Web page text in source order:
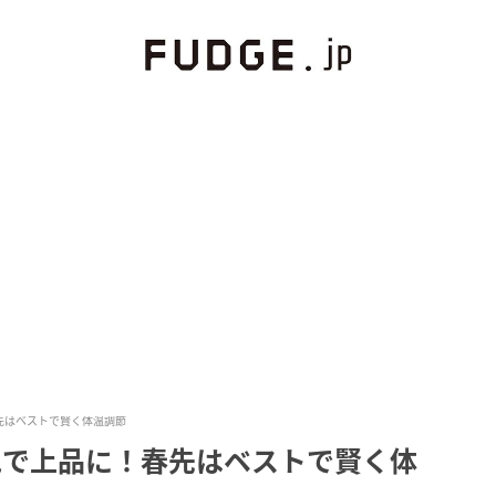
ベストで賢く体温調節
上品に！春先はベストで賢く体